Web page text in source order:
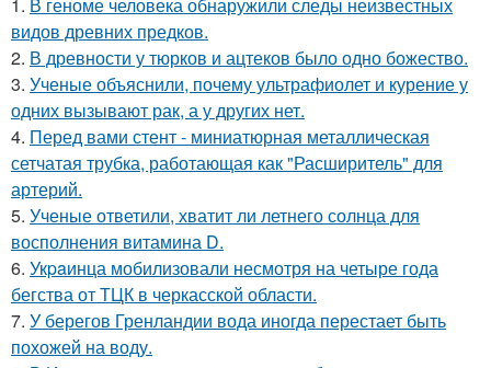
1. В геноме человека обнаружили следы неизвестных
видов древних предков.
2. В древности у тюрков и ацтеков было одно божество.
3. Ученые объяснили, почему ультрафиолет и курение у
одних вызывают рак, а у других нет.
4. Перед вами стент - миниатюрная металлическая
сетчатая трубка, работающая как "Расширитель" для
артерий.
5. Ученые ответили, хватит ли летнего солнца для
восполнения витамина D.
6. Укpaинца мобилизовали несмотря на четыре года
бегства от ТЦК в черкасской области.
7. У берегов Гренландии вода иногда перестает быть
похожей на воду.